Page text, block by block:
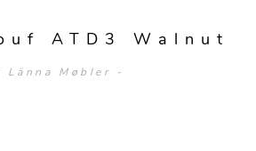
ATD3 Walnut
Länna Møbler -